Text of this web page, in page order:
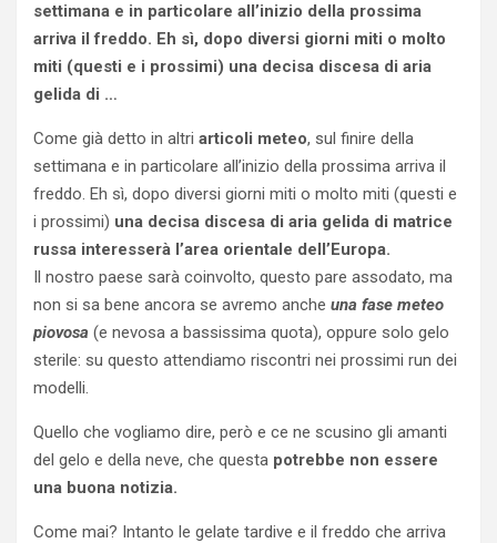
settimana e in particolare all’inizio della prossima
arriva il freddo. Eh sì, dopo diversi giorni miti o molto
miti (questi e i prossimi) una decisa discesa di aria
gelida di …
Come già detto in altri articoli meteo, sul finire della
settimana e in particolare all’inizio della prossima arriva il
freddo. Eh sì, dopo diversi giorni miti o molto miti (questi e
i prossimi) una decisa discesa di aria gelida di matrice
russa interesserà l’area orientale dell’Europa.
Il nostro paese sarà coinvolto, questo pare assodato, ma
non si sa bene ancora se avremo anche una fase meteo
piovosa (e nevosa a bassissima quota), oppure solo gelo
sterile: su questo attendiamo riscontri nei prossimi run dei
modelli.
Quello che vogliamo dire, però e ce ne scusino gli amanti
del gelo e della neve, che questa potrebbe non essere
una buona notizia.
Come mai? Intanto le gelate tardive e il freddo che arriva